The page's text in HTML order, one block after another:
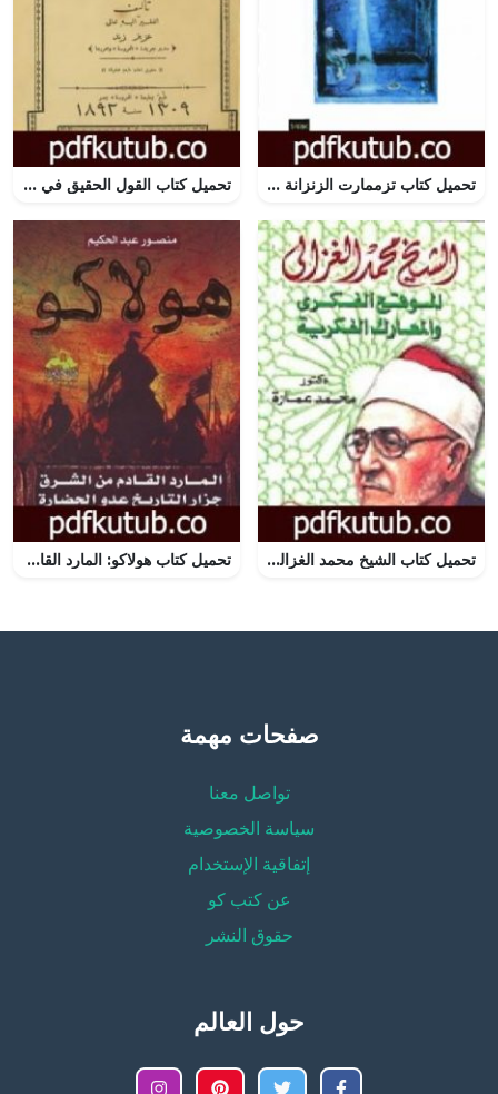
تحميل كتاب تزممارت الزنزانة رقم 10 – نسخة أخرى PDF تأليف أحمد المرزوقي مجانا [كامل] تحميل كتاب القول الحقيق في رثاء وتاريخ الخديو المغفور له محمد باشا توفيق PDF تأليف عزيز زند مجانا [كامل]
تحميل كتاب الشيخ محمد الغزالي: الموقع الفكري والمعارك الفكرية PDF تأليف محمد عمارة مجانا [كامل] تحميل كتاب هولاكو: المارد القادم من الشرق جزار التاريخ عدو الحضارة PDF تأليف منصور عبد الحكيم مجانا [كامل]
صفحات مهمة
تواصل معنا
سياسة الخصوصية
إتفاقية الإستخدام
عن كتب كو
حقوق النشر
حول العالم